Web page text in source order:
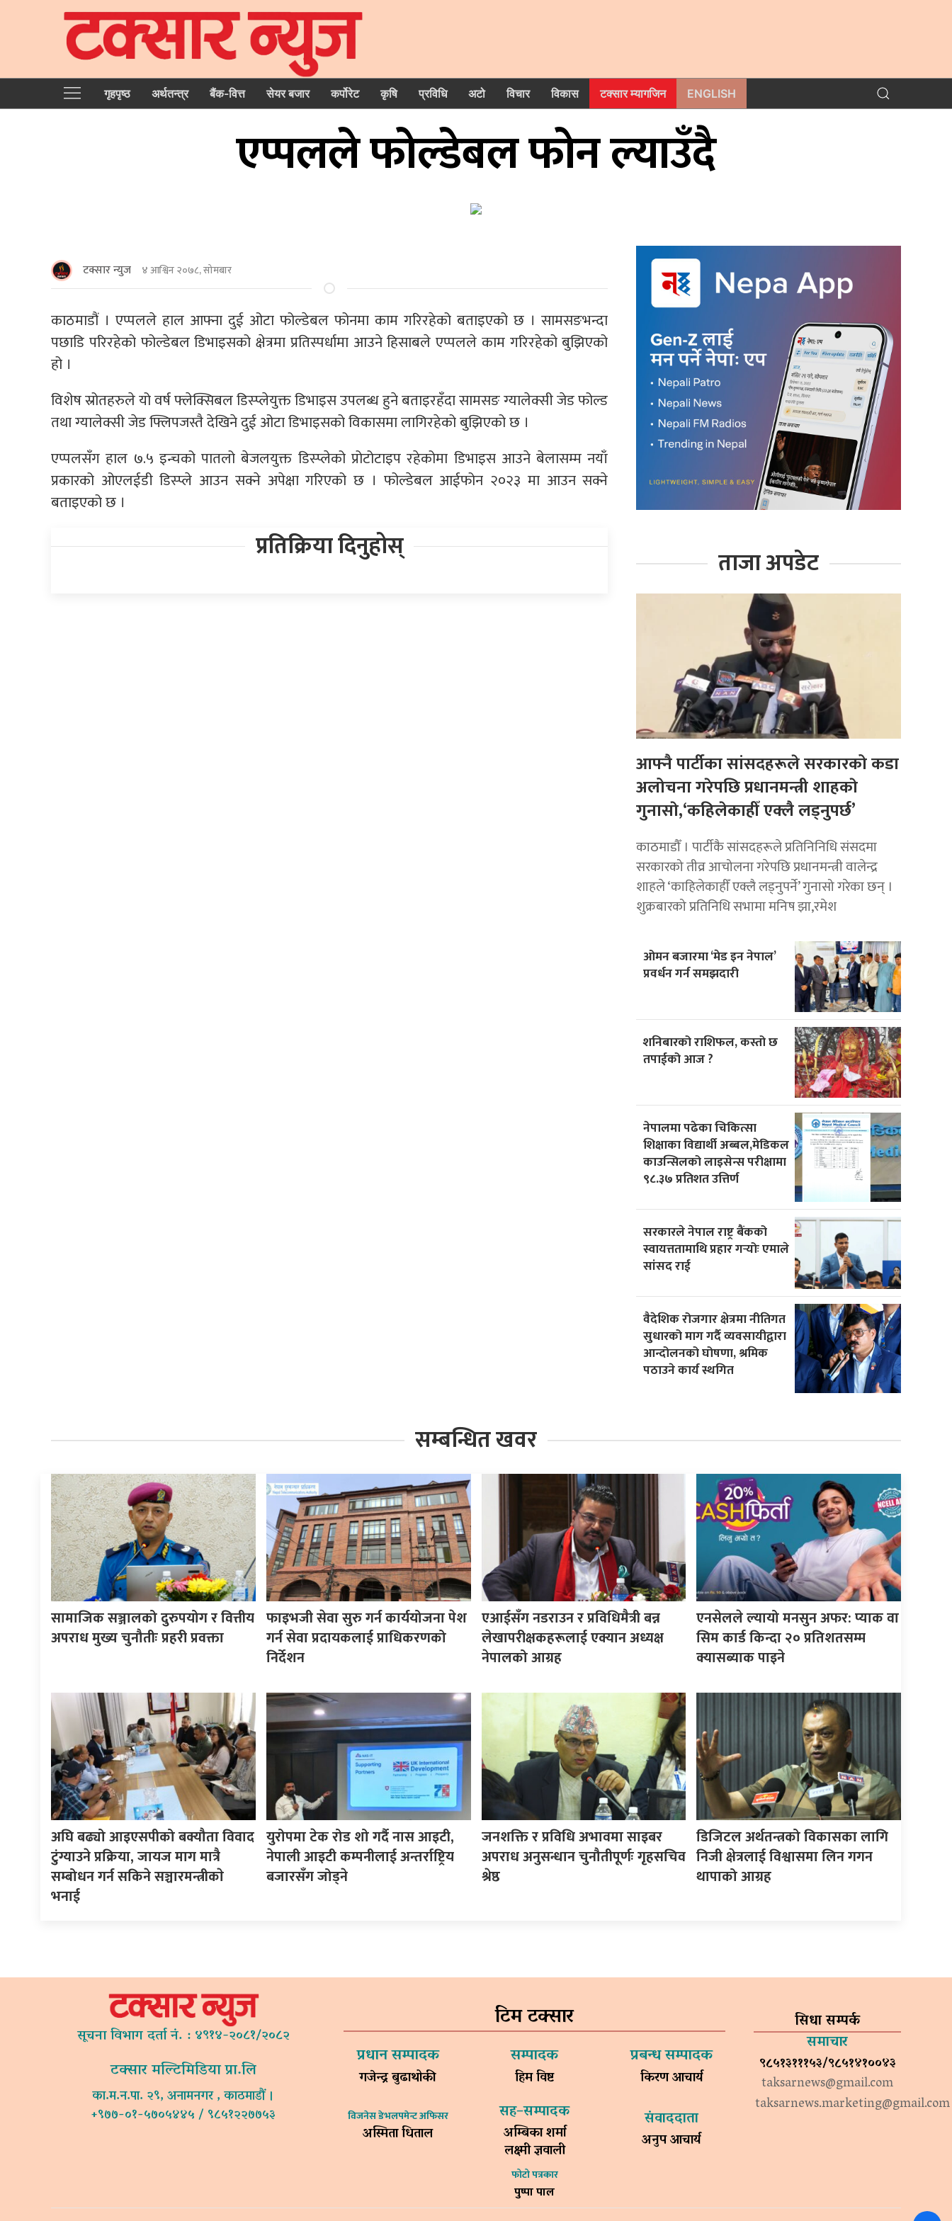
गृहपृष्‍ठ अर्थतन्त्र बैंक-वित्त सेयर बजार कर्पोरेट कृषि प्रविधि अटो विचार विकास टक्सार म्यागजिन ENGLISH
एप्पलले फोल्डेबल फोन ल्याउँदै
टक्सार न्युज ४ आश्विन २०७८, सोमबार
काठमाडौं । एप्पलले हाल आफ्ना दुई ओटा फोल्डेबल फोनमा काम गरिरहेको बताइएको छ । सामसङभन्दा
पछाडि परिरहेको फोल्डेबल डिभाइसको क्षेत्रमा प्रतिस्पर्धामा आउने हिसाबले एप्पलले काम गरिरहेको बुझिएको
हो ।
विशेष स्रोतहरुले यो वर्ष फ्लेक्सिबल डिस्प्लेयुक्त डिभाइस उपलब्ध हुने बताइरहँदा सामसङ ग्यालेक्सी जेड फोल्ड
तथा ग्यालेक्सी जेड फ्लिपजस्तै देखिने दुई ओटा डिभाइसको विकासमा लागिरहेको बुझिएको छ ।
एप्पलसँग हाल ७.५ इन्चको पातलो बेजलयुक्त डिस्प्लेको प्रोटोटाइप रहेकोमा डिभाइस आउने बेलासम्म नयाँ
प्रकारको ओएलईडी डिस्प्ले आउन सक्ने अपेक्षा गरिएको छ । फोल्डेबल आईफोन २०२३ मा आउन सक्ने
बताइएको छ ।
प्रतिक्रिया दिनुहोस् ताजा अपडेट
आफ्नै पार्टीका सांसदहरूले सरकारको कडा
अलोचना गरेपछि प्रधानमन्त्री शाहकाे
गुनासाे,‘कहिलेकाहीँ एक्लै लड्नुपर्छ’
काठमाडौँ । पार्टीकै सांसदहरूले प्रतिनिनिधि संसदमा
सरकारको तीव्र आचोलना गरेपछि प्रधानमन्त्री वालेन्द्र
शाहले ‘काहिलेकाहीँ एक्लै लड्नुपर्ने’ गुनासो गरेका छन् ।
शुक्रबारको प्रतिनिधि सभामा मनिष झा,रमेश
ओमन बजारमा ‘मेड इन नेपाल’
प्रवर्धन गर्न समझदारी
शनिबारको राशिफल, कस्तो छ
तपाईको आज ?
नेपालमा पढेका चिकित्सा
शिक्षाका विद्यार्थी अब्बल,मेडिकल
काउन्सिलको लाइसेन्स परीक्षामा
९८.३७ प्रतिशत उत्तिर्ण
सरकारले नेपाल राष्ट्र बैंकको
स्वायत्ततामाथि प्रहार गर्‍योः एमाले
सांसद राई
वैदेशिक रोजगार क्षेत्रमा नीतिगत
सुधारको माग गर्दै व्यवसायीद्वारा
आन्दोलनको घोषणा, श्रमिक
पठाउने कार्य स्थगित
सम्बन्धित खवर
सामाजिक सञ्जालको दुरुपयोग र वित्तीय
अपराध मुख्य चुनौतीः प्रहरी प्रवक्ता
फाइभजी सेवा सुरु गर्न कार्ययोजना पेश
गर्न सेवा प्रदायकलाई प्राधिकरणको
निर्देशन
एआईसँग नडराउन र प्रविधिमैत्री बन्न
लेखापरीक्षकहरूलाई एक्यान अध्यक्ष
नेपालको आग्रह
एनसेलले ल्यायो मनसुन अफर: प्याक वा
सिम कार्ड किन्दा २० प्रतिशतसम्म
क्यासब्याक पाइने
अघि बढ्यो आइएसपीको बक्यौता विवाद
टुंग्याउने प्रक्रिया, जायज माग मात्रै
सम्बोधन गर्न सकिने सञ्चारमन्त्रीकाे
भनाई
युरोपमा टेक रोड शो गर्दै नास आइटी,
नेपाली आइटी कम्पनीलाई अन्तर्राष्ट्रिय
बजारसँग जोड्ने
जनशक्ति र प्रविधि अभावमा साइबर
अपराध अनुसन्धान चुनौतीपूर्णः गृहसचिव
श्रेष्ठ
डिजिटल अर्थतन्त्रको विकासका लागि
निजी क्षेत्रलाई विश्वासमा लिन गगन
थापाको आग्रह
सूचना विभाग दर्ता नं. : ४९१४-२०८१/२०८२
टक्सार मल्टिमिडिया प्रा.लि
का.म.न.पा. २९, अनामनगर , काठमाडौं ।
+९७७-०१-५७०५४४५ / ९८५१२२७७५३
टिम टक्सार
प्रधान सम्पादक
गजेन्द्र बुढाथोकी
सम्पादक
हिम विष्ट
प्रबन्ध सम्पादक
किरण आचार्य
विजनेस डेभलपमेन्ट अफिसर
अस्मिता धिताल
सह–सम्पादक
अम्बिका शर्मा
लक्ष्मी ज्ञवाली
फोटो पत्रकार
पुष्पा पाल
संवाददाता
अनुप आचार्य
सिधा सम्पर्क
समाचार
९८५१३१११५३/९८५१४१००४३
taksarnews@gmail.com
taksarnews.marketing@gmail.com